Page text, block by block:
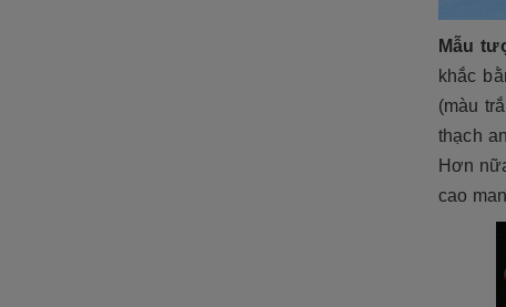
Mẫu
khắc
(màu
thạch
Hơn
cao